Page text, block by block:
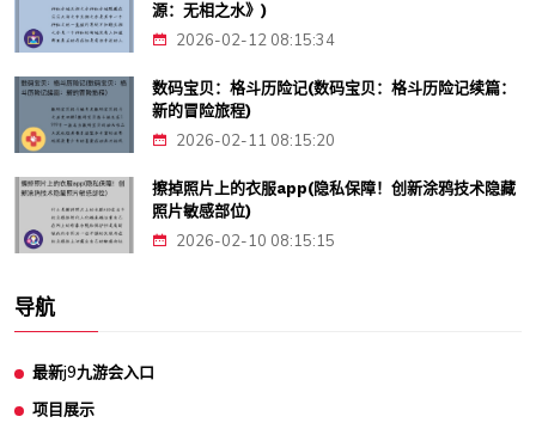
源：无相之水》)
2026-02-12 08:15:34
数码宝贝：格斗历险记(数码宝贝：格斗历险记续篇：
新的冒险旅程)
2026-02-11 08:15:20
擦掉照片上的衣服app(隐私保障！创新涂鸦技术隐藏
照片敏感部位)
2026-02-10 08:15:15
导航
最新j9九游会入口
项目展示